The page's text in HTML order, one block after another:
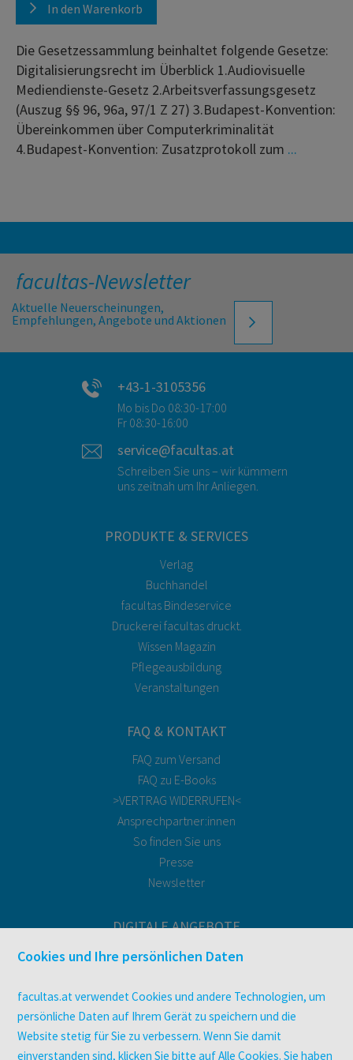
In den Warenkorb
Die Gesetzessammlung beinhaltet folgende Gesetze:
Digitalisierungsrecht im Überblick 1.Audiovisuelle
Mediendienste-Gesetz 2.Arbeitsverfassungsgesetz
(Auszug §§ 96, 96a, 97/1 Z 27) 3.Budapest-Konvention:
Übereinkommen über Computerkriminalität
4.Budapest-Konvention: Zusatzprotokoll zum ...
facultas-Newsletter
Aktuelle Neuerscheinungen,
Empfehlungen, Angebote und Aktionen
+43-1-3105356
Mo bis Do 08:30-17:00
Fr 08:30-16:00
service@facultas.at
Schreiben Sie uns – wir kümmern
uns zeitnah um Ihr Anliegen.
PRODUKTE & SERVICES
Verlag
Buchhandel
facultas Bindeservice
Druckerei facultas druckt.
Wissen Magazin
Pflegeausbildung
Veranstaltungen
FAQ & KONTAKT
FAQ zum Versand
FAQ zu E-Books
>VERTRAG WIDERRUFEN<
Ansprechpartner:innen
So finden Sie uns
Presse
Newsletter
DIGITALE ANGEBOTE
Überblick
utb elibrary
E-Books
facultas Club
Cookies und Ihre persönlichen Daten
facultas.at verwendet Cookies und andere Technologien, um
persönliche Daten auf Ihrem Gerät zu speichern und die
Website stetig für Sie zu verbessern. Wenn Sie damit
einverstanden sind, klicken Sie bitte auf Alle Cookies. Sie haben